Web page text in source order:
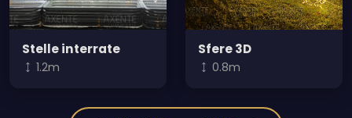
Stelle interrate
1.2m
Sfere 3D
0.8m